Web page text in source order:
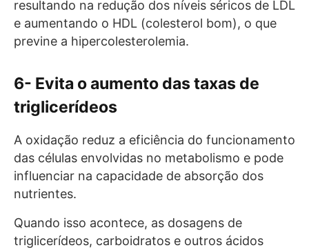
resultando na redução dos níveis séricos de LDL
e aumentando o HDL (colesterol bom), o que
previne a hipercolesterolemia.
6- Evita o aumento das taxas de
triglicerídeos
A oxidação reduz a eficiência do funcionamento
das células envolvidas no metabolismo e pode
influenciar na capacidade de absorção dos
nutrientes.
Quando isso acontece, as dosagens de
triglicerídeos, carboidratos e outros ácidos